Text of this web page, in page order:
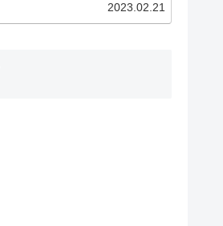
2023.02.21